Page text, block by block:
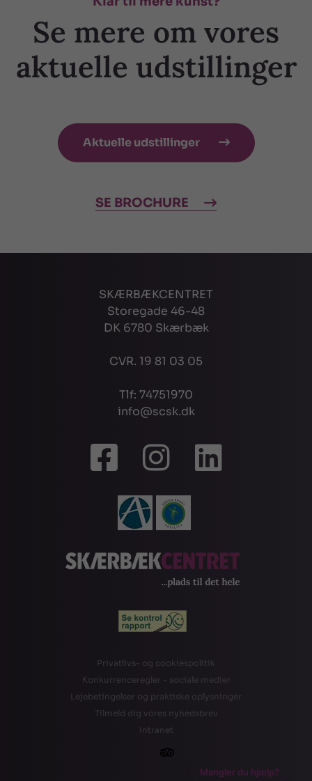
Se mere om vores
aktuelle udstillinger
Aktuelle udstillinger 
SE BROCHURE
SKÆRBÆKCENTRET
Storegade 46-48
DK 6780 Skærbæk
CVR. 19 81 03 05
Tlf: 74751970
info@scsk.dk
Privatlivs- og cookiespolitik
Konkurrenceregler - sociale medier
Lejebetingelser og praktiske oplysninger
Tilmeld dig vores nyhedsbrev
Intranet